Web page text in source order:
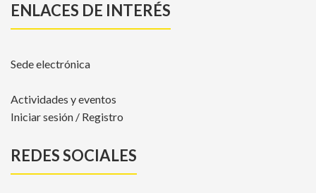
ENLACES DE INTERÉS
Sede electrónica
Actividades y eventos
Iniciar sesión / Registro
REDES SOCIALES